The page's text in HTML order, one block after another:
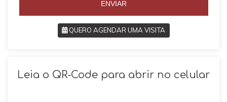
ENVIAR
QUERO AGENDAR UMA VISITA
Leia o QR-Code para abrir no celular